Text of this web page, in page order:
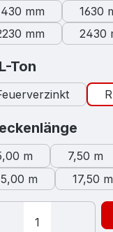
mm
1630
mm
2430
Ton
m 7,50 m
m
17,50 m